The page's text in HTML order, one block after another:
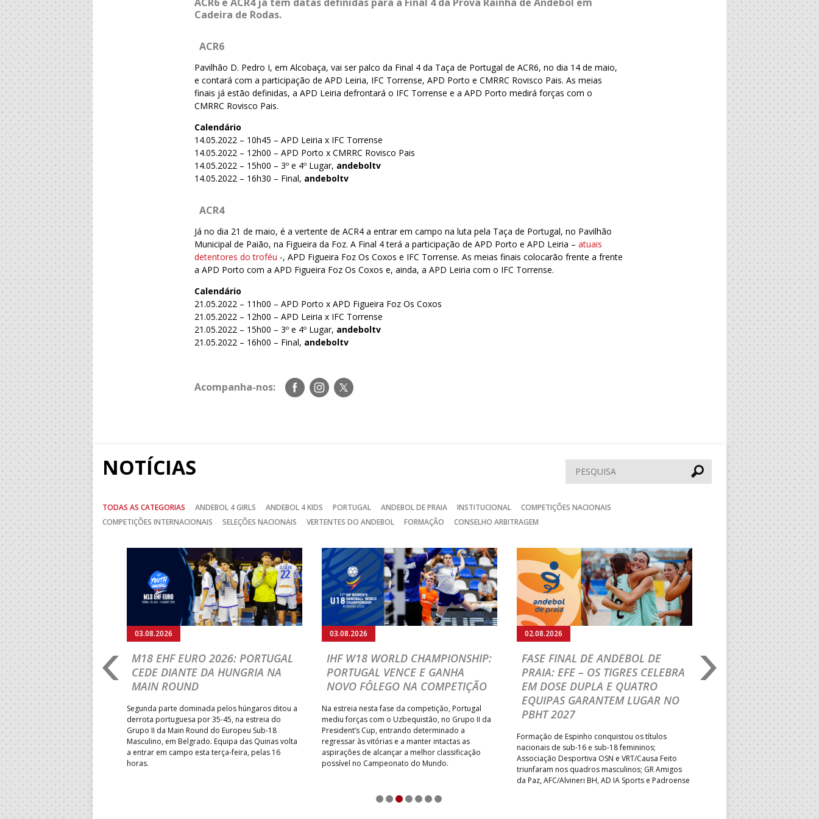
Cadeira de Rodas.
ACR6
Pavilhão D. Pedro I, em Alcobaça, vai ser palco da Final 4 da Taça de Portugal de ACR6, no dia 14 de maio,
e contará com a participação de APD Leiria, IFC Torrense, APD Porto e CMRRC Rovisco Pais. As meias
finais já estão definidas, a APD Leiria defrontará o IFC Torrense e a APD Porto medirá forças com o
CMRRC Rovisco Pais.
Calendário
14.05.2022 – 10h45 – APD Leiria x IFC Torrense
14.05.2022 – 12h00 – APD Porto x CMRRC Rovisco Pais
14.05.2022 – 15h00 – 3º e 4º Lugar, andeboltv
14.05.2022 – 16h30 – Final, andeboltv
ACR4
Já no dia 21 de maio, é a vertente de ACR4 a entrar em campo na luta pela Taça de Portugal, no Pavilhão
Municipal de Paião, na Figueira da Foz. A Final 4 terá a participação de APD Porto e APD Leiria –atuais
detentores do troféu -, APD Figueira Foz Os Coxos e IFC Torrense. As meias finais colocarão frente a frente
a APD Porto com a APD Figueira Foz Os Coxos e, ainda, a APD Leiria com o IFC Torrense.
Calendário
21.05.2022 – 11h00 – APD Porto x APD Figueira Foz Os Coxos
21.05.2022 – 12h00 – APD Leiria x IFC Torrense
21.05.2022 – 15h00 – 3º e 4º Lugar, andeboltv
21.05.2022 – 16h00 – Final, andeboltv
Acompanha-nos:
Siga-
nos
Siga-
nos
Siga-
nos
NOTÍCIAS Pesquisar
TODAS AS CATEGORIAS ANDEBOL 4 GIRLS ANDEBOL 4 KIDS PORTUGAL ANDEBOL DE PRAIA INSTITUCIONAL
COMPETIÇÕES NACIONAIS
COMPETIÇÕES INTERNACIONAIS
SELEÇÕES NACIONAIS VERTENTES DO ANDEBOL FORMAÇÃO CONSELHO ARBITRAGEM
PORTUGAL
E SEGUE NA LUTA
CLASSIFICAÇÃO
a Guiné por 28-23, em
do Grupo II da
de sub-18 Feminino,
Equipa das Quinas volta
quinta-feira.
03.08.2026
M18 EHF EURO 2026: PORTUGAL
CEDE DIANTE DA HUNGRIA NA
MAIN ROUND
Segunda parte dominada pelos húngaros ditou a
derrota portuguesa por 35-45, na estreia do
Grupo II da Main Round do Europeu Sub-18
Masculino, em Belgrado. Equipa das Quinas volta
a entrar em campo esta terça-feira, pelas 16
horas.
03.08.2026
IHF W18 WORLD CHAMPIONSHIP:
PORTUGAL VENCE E GANHA
NOVO FÔLEGO NA COMPETIÇÃO
Na estreia nesta fase da competição, Portugal
mediu forças com o Uzbequistão, no Grupo II da
President’s Cup, entrando determinado a
regressar às vitórias e a manter intactas as
aspirações de alcançar a melhor classificação
possível no Campeonato do Mundo.
02.08.2026
FASE FINAL DE ANDEBOL DE
PRAIA: EFE – OS TIGRES CELEBRA
EM DOSE DUPLA E QUATRO
EQUIPAS GARANTEM LUGAR NO
PBHT 2027
Formação de Espinho conquistou os títulos
nacionais de sub-16 e sub-18 femininos;
Associação Desportiva OSN e VRT/Causa Feito
triunfaram nos quadros masculinos; GR Amigos
da Paz, AFC/Alvineri BH, AD IA Sports e Padroense
02.08.2026
PORTUGAL BEACH
TOUR: VRT/LEMAR
TÍTULO INÉDITO
Formação de Leiria superou o
shoot-out e sagrou-se
primeira vez; Associação
primeiro desaire mas
no quadro feminino, num dia
descidas e as vagas para o
Seguinte
1 2 3 4 5 6 7